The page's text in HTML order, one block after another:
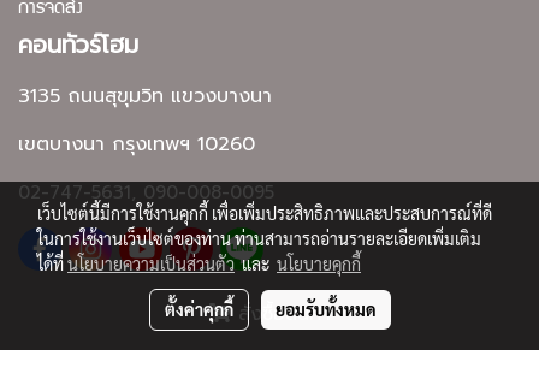
สั่งซื้อสินค้า
การจัดส่ง
คอนทัวร์โฮม
3135 ถนนสุขุมวิท แขวงบางนา
เขตบางนา กรุงเทพฯ 10260
02-747-5631, 090-008-0095
เว็บไซต์นี้มีการใช้งานคุกกี้ เพื่อเพิ่มประสิทธิภาพและประสบการณ์ที่ดี
ในการใช้งานเว็บไซต์ของท่าน ท่านสามารถอ่านรายละเอียดเพิ่มเติม
ได้ที่นโยบายความเป็นส่วนตัวและ นโยบายคุกกี้
ตั้งค่าคุกกี้ ยอมรับทั้งหมด